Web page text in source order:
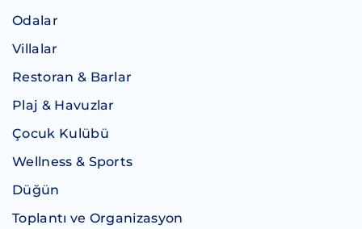
Odalar
Villalar
Restoran & Barlar
Plaj & Havuzlar
Çocuk Kulübü
Wellness & Sports
Düğün
Toplantı ve Organizasyon